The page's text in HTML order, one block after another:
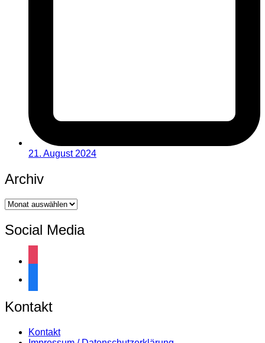
21. August 2024
Archiv
Archiv
Social Media
Kontakt
Kontakt